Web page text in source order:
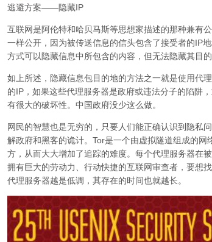
逃避方案——隐藏IP
互联网是阿伦特和哈贝马斯等思想家描述的那种兼有
一样公开，因为被传送信息的信头包含了接受者的IP
方式可以隐藏信息中所包含的内容，但无法隐藏其目的
如上所述，隐藏信息包目的地的方法之一就是使用代
的IP，如果这些代理服务器是政府或违法分子的陷阱
有很大的破坏性。中国政府没少这么做。
网民的智慧也是无穷的， 只要人们能正确认识到隐私
解政府和黑客的诡计。Tor是一个由虚拟隧道组成的
方，从而大大增加了追踪的难度。每个代理服务器在
拥有巨大的劳动力、行动快捷的互联网审查者，要想
代理服务器越是低调，其存在的时间也就越长。